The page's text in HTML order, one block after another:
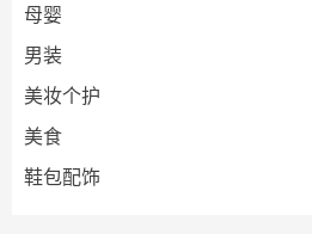
母婴
男装
美妆个护
美食
鞋包配饰